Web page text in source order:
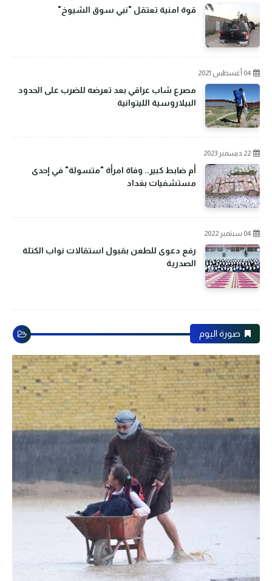
قوة امنية تعتقل "نبي سوق الشيوخ"
04 أغسطس 2021
مصرع شاب عراقي بعد تعرضه للضرب على الحدود
البيلاروسية الليتوانية
22 ديسمبر 2023
أم ضابط كبير.. وفاة امرأة "متسولة" في إحدى
مستشفيات بغداد
04 سبتمبر 2022
رفع دعوى للطعن بقبول استقالات نواب الكتلة
الصدرية
صورة اليوم